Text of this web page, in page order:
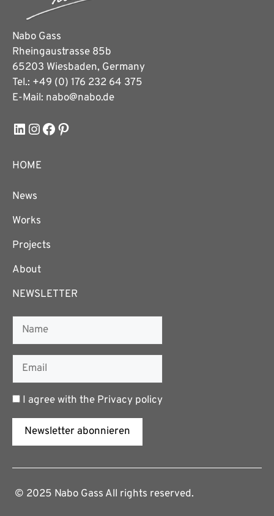
Nabo Gass
Rheingaustrasse 85b
65203 Wiesbaden, Germany
Tel.: +49 (0) 176 232 64 375
E-Mail: nabo@nabo.de
LinkedIn
Instagram
Facebook
Pinterest
HOME
News
Works
Projects
About
NEWSLETTER
I agree with the Privacy policy
Newsletter abonnieren
© 2025 Nabo Gass All rights reserved.